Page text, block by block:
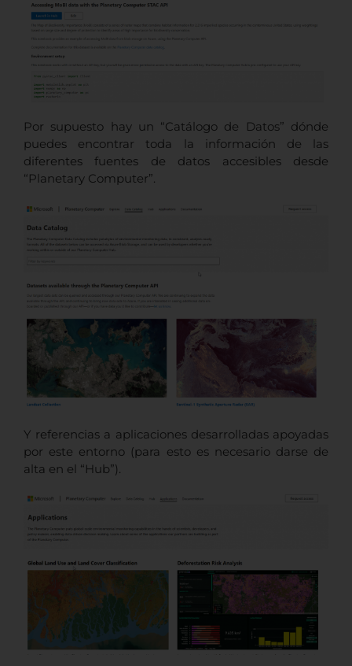
Por supuesto hay un “Catálogo de Datos” dónde
puedes encontrar toda la información de las
diferentes fuentes de datos accesibles desde
“Planetary Computer”.
Y referencias a aplicaciones desarrolladas apoyadas
por este entorno (para esto es necesario darse de
alta en el “Hub”).